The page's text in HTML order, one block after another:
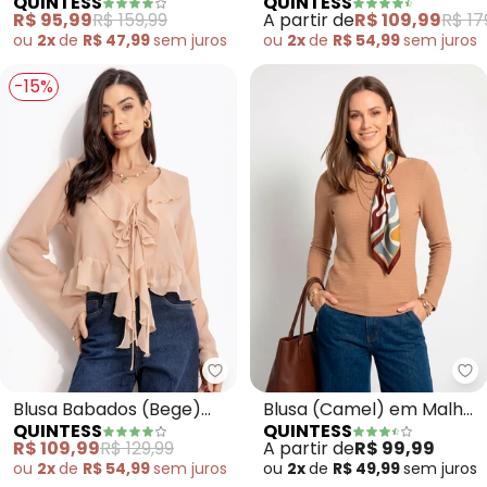
Viscose Plana
R$ 95,99R$ 159,99
ou 2xde R$ 47,99sem juros
Viscose Plana
A partir deR$ 109,99R$
ou 2xde R$ 54,99sem juros
-15%
Quintess - Blusa Babados
Blusa Babados (Bege)
em Chiffon
QUINTESS
R$ 109,99R$ 129,99
ou 2xde R$ 54,99sem juros
Blusa (Camel) em Malha
Texturizada
QUINTESS
A partir deR$ 99,99
ou 2xde R$ 49,99sem juros